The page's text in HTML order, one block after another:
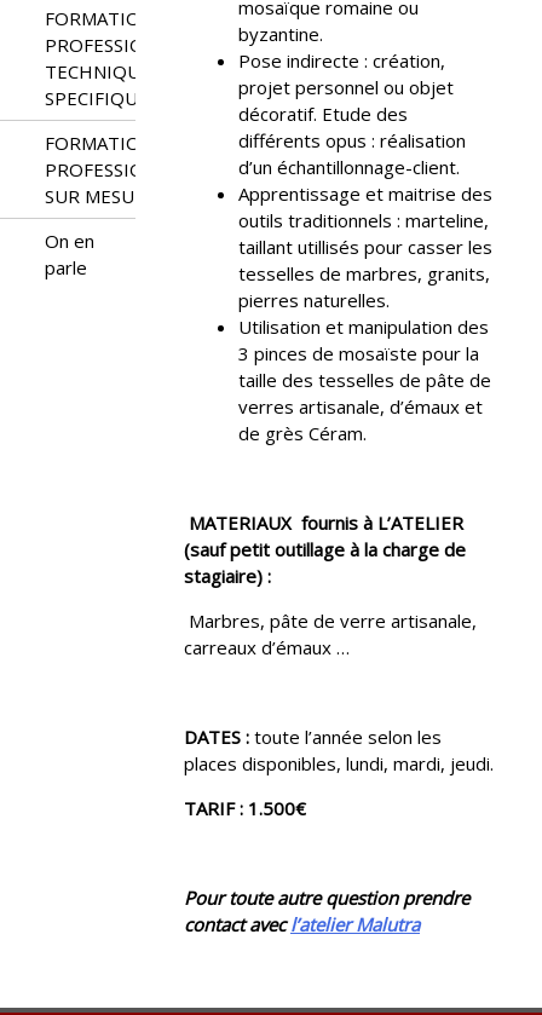
mosaïque romaine ou
byzantine.
Pose indirecte : création,
projet personnel ou objet
décoratif. Etude des
différents opus : réalisation
d’un échantillonnage-client.
Apprentissage et maitrise des
outils traditionnels : marteline,
taillant utillisés pour casser les
tesselles de marbres, granits,
pierres naturelles.
Utilisation et manipulation des
3 pinces de mosaïste pour la
taille des tesselles de pâte de
verres artisanale, d’émaux et
de grès Céram.
MATERIAUX fournis à L’ATELIER
(sauf petit outillage à la charge de
stagiaire) :
Marbres, pâte de verre artisanale,
carreaux d’émaux …
DATES : toute l’année selon les
places disponibles, lundi, mardi, jeudi.
TARIF : 1.500€
Pour toute autre question prendre
contact avecl’atelier Malutra
FORMATION
PROFESSIONNELLE
TECHNIQUES
SPECIFIQUES
FORMATION
PROFESSIONNELLE
SUR MESURE
On en
parle